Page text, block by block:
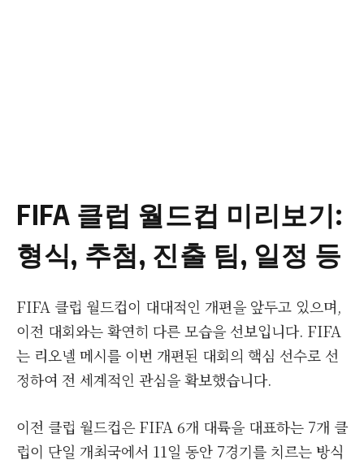
FIFA 클럽 월드컵 미리보기:
형식, 추첨, 진출 팀, 일정 등
FIFA 클럽 월드컵이 대대적인 개편을 앞두고 있으며,
이전 대회와는 확연히 다른 모습을 선보입니다. FIFA
는 리오넬 메시를 이번 개편된 대회의 핵심 선수로 선
정하여 전 세계적인 관심을 확보했습니다.
이전 클럽 월드컵은 FIFA 6개 대륙을 대표하는 7개 클
럽이 단일 개최국에서 11일 동안 7경기를 치르는 방식